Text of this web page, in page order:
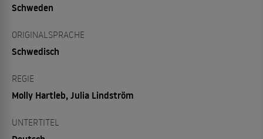
Schweden
ORIGINALSPRACHE
Schwedisch
REGIE
Molly Hartleb, Julia Lindström
UNTERTITEL